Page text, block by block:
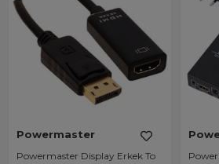
Powermaster
Powermaster Display Erkek To